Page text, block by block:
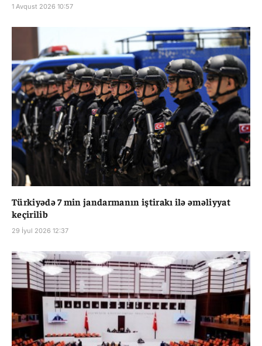
1 Avqust 2026 10:57
Türkiyədə 7 min jandarmanın iştirakı ilə əməliyyat
keçirilib
29 İyul 2026 12:37